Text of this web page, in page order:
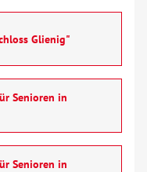
Glienig"
Senioren in
Senioren in